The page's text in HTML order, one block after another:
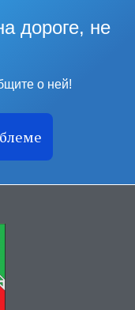
дороге, не
о ней!